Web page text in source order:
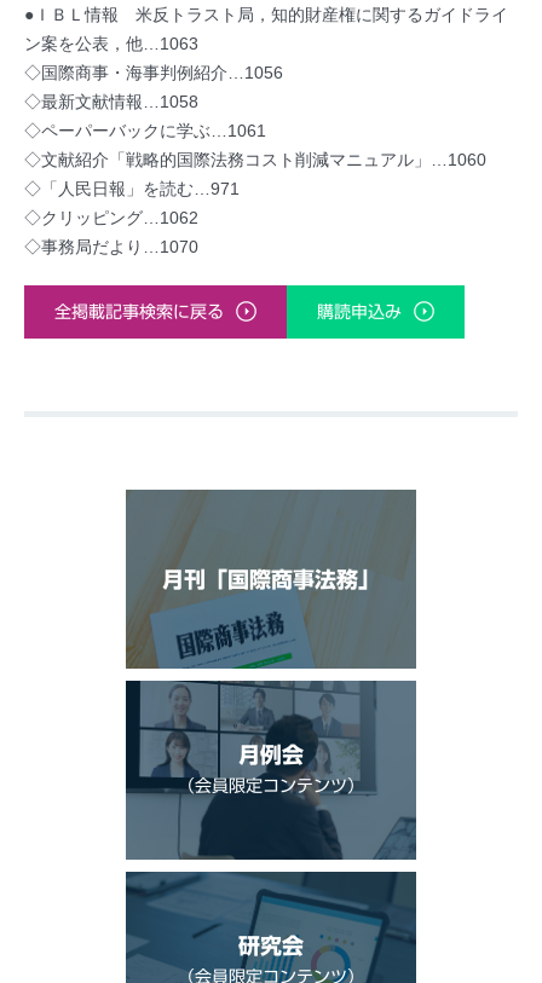
●ＩＢＬ情報 米反トラスト局，知的財産権に関するガイドライ
ン案を公表，他…1063
◇国際商事・海事判例紹介…1056
◇最新文献情報…1058
◇ペーパーバックに学ぶ…1061
◇文献紹介「戦略的国際法務コスト削減マニュアル」…1060
◇「人民日報」を読む…971
◇クリッピング…1062
◇事務局だより…1070
全掲載記事検索に戻る 購読申込み
月刊「国際商事法務」
月例会
（会員限定コンテンツ）
研究会
（会員限定コンテンツ）